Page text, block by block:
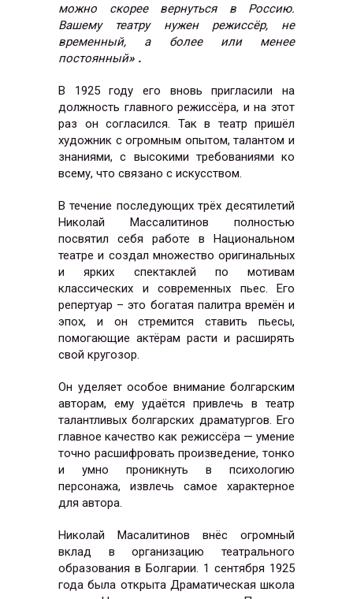
можно скорее вернуться в Россию.
Вашему театру нужен режиссёр, не
временный, а более или менее
постоянный» .
В 1925 году его вновь пригласили на
должность главного режиссёра, и на этот
раз он согласился. Так в театр пришёл
художник с огромным опытом, талантом и
знаниями, с высокими требованиями ко
всему, что связано с искусством.
В течение последующих трёх десятилетий
Николай Массалитинов полностью
посвятил себя работе в Национальном
театре и создал множество оригинальных
и ярких спектаклей по мотивам
классических и современных пьес. Его
репертуар – это богатая палитра времён и
эпох, и он стремится ставить пьесы,
помогающие актёрам расти и расширять
свой кругозор.
Он уделяет особое внимание болгарским
авторам, ему удаётся привлечь в театр
талантливых болгарских драматургов. Его
главное качество как режиссёра — умение
точно расшифровать произведение, тонко
и умно проникнуть в психологию
персонажа, извлечь самое характерное
для автора.
Николай Масалитинов внёс огромный
вклад в организацию театрального
образования в Болгарии. 1 сентября 1925
года была открыта Драматическая школа